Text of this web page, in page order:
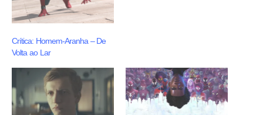
Crítica: Homem-Aranha – De
Volta ao Lar